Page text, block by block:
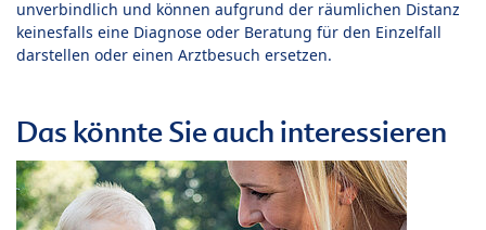
unverbindlich und können aufgrund der räumlichen Distanz
keinesfalls eine Diagnose oder Beratung für den Einzelfall
darstellen oder einen Arztbesuch ersetzen.
Das könnte Sie auch interessieren